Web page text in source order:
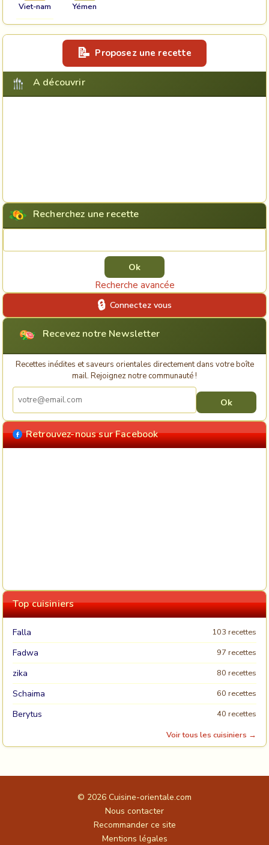
Viet-nam Yémen
Proposez une recette
A découvrir
Recherchez une recette
Recherche avancée
Connectez vous
Recevez notre Newsletter
Recettes inédites et saveurs orientales directement dans votre boîte
mail. Rejoignez notre communauté !
Retrouvez-nous sur Facebook
Top cuisiniers
Falla 103 recettes
Fadwa 97 recettes
zika 80 recettes
Schaima 60 recettes
Berytus
40 recettes
Voir tous les cuisiniers →
© 2026 Cuisine-orientale.com
Nous contacter
Recommander ce site
Mentions légales